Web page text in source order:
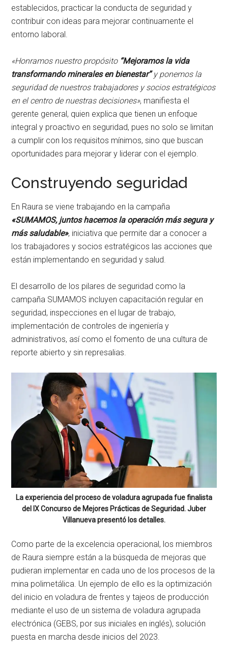
establecidos, practicar la conducta de seguridad y
contribuir con ideas para mejorar continuamente el
entorno laboral.
«Honramos nuestro propósito “Mejoramos la vida
transformando minerales en bienestar”y ponemos la
seguridad de nuestros trabajadores y socios estratégicos
en el centro de nuestras decisiones», manifiesta el
gerente general, quien explica que tienen un enfoque
integral y proactivo en seguridad, pues no solo se limitan
a cumplir con los requisitos mínimos, sino que buscan
oportunidades para mejorar y liderar con el ejemplo.
Construyendo seguridad
En Raura se viene trabajando en la campaña
«SUMAMOS, juntos hacemos la operación más segura y
más saludable», iniciativa que permite dar a conocer a
los trabajadores y socios estratégicos las acciones que
están implementando en seguridad y salud.
El desarrollo de los pilares de seguridad como la
campaña SUMAMOS incluyen capacitación regular en
seguridad, inspecciones en el lugar de trabajo,
implementación de controles de ingeniería y
administrativos, así como el fomento de una cultura de
reporte abierto y sin represalias.
La experiencia del proceso de voladura agrupada fue finalista
del IX Concurso de Mejores Prácticas de Seguridad. Juber
Villanueva presentó los detalles.
Como parte de la excelencia operacional, los miembros
de Raura siempre están a la búsqueda de mejoras que
pudieran implementar en cada uno de los procesos de la
mina polimetálica. Un ejemplo de ello es la optimización
del inicio en voladura de frentes y tajeos de producción
mediante el uso de un sistema de voladura agrupada
electrónica (GEBS, por sus iniciales en inglés), solución
puesta en marcha desde inicios del 2023.